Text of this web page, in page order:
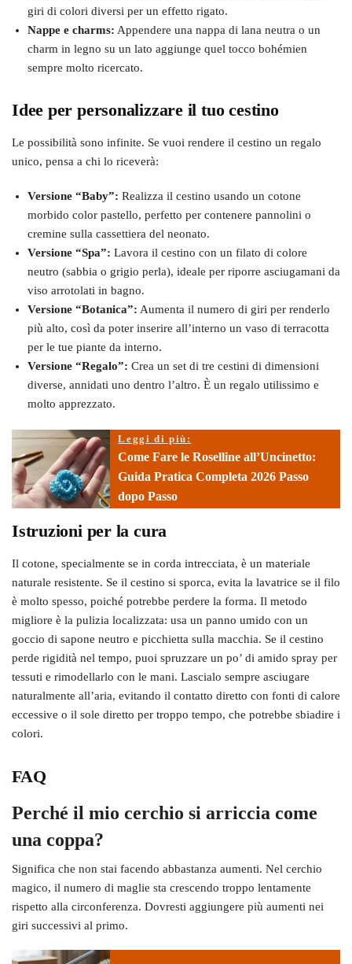
giri di colori diversi per un effetto rigato.
Nappe e charms: Appendere una nappa di lana neutra o un
charm in legno su un lato aggiunge quel tocco bohémien
sempre molto ricercato.
Idee per personalizzare il tuo cestino
Le possibilità sono infinite. Se vuoi rendere il cestino un regalo
unico, pensa a chi lo riceverà:
Versione “Baby”: Realizza il cestino usando un cotone
morbido color pastello, perfetto per contenere pannolini o
cremine sulla cassettiera del neonato.
Versione “Spa”: Lavora il cestino con un filato di colore
neutro (sabbia o grigio perla), ideale per riporre asciugamani da
viso arrotolati in bagno.
Versione “Botanica”: Aumenta il numero di giri per renderlo
più alto, così da poter inserire all’interno un vaso di terracotta
per le tue piante da interno.
Versione “Regalo”: Crea un set di tre cestini di dimensioni
diverse, annidati uno dentro l’altro. È un regalo utilissimo e
molto apprezzato.
Leggi di più:
Come Fare le Roselline all’Uncinetto:
Guida Pratica Completa 2026 Passo
dopo Passo
Istruzioni per la cura
Il cotone, specialmente se in corda intrecciata, è un materiale
naturale resistente. Se il cestino si sporca, evita la lavatrice se il filo
è molto spesso, poiché potrebbe perdere la forma. Il metodo
migliore è la pulizia localizzata: usa un panno umido con un
goccio di sapone neutro e picchietta sulla macchia. Se il cestino
perde rigidità nel tempo, puoi spruzzare un po’ di amido spray per
tessuti e rimodellarlo con le mani. Lascialo sempre asciugare
naturalmente all’aria, evitando il contatto diretto con fonti di calore
eccessive o il sole diretto per troppo tempo, che potrebbe sbiadire i
colori.
FAQ
Perché il mio cerchio si arriccia come
una coppa?
Significa che non stai facendo abbastanza aumenti. Nel cerchio
magico, il numero di maglie sta crescendo troppo lentamente
rispetto alla circonferenza. Dovresti aggiungere più aumenti nei
giri successivi al primo.